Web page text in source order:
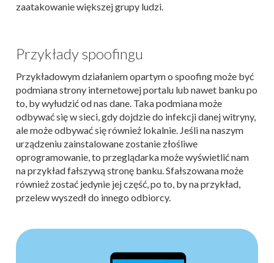
zaatakowanie większej grupy ludzi.
Przykłady spoofingu
Przykładowym działaniem opartym o spoofing może być
podmiana strony internetowej portalu lub nawet banku po
to, by wyłudzić od nas dane. Taka podmiana może
odbywać się w sieci, gdy dojdzie do infekcji danej witryny,
ale może odbywać się również lokalnie. Jeśli na naszym
urządzeniu zainstalowane zostanie złośliwe
oprogramowanie, to przeglądarka może wyświetlić nam
na przykład fałszywą stronę banku. Sfałszowana może
również zostać jedynie jej część, po to, by na przykład,
przelew wyszedł do innego odbiorcy.